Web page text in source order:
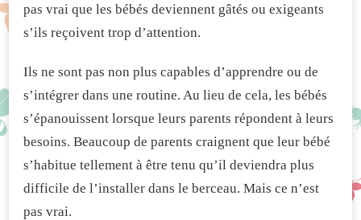
pas vrai que les bébés deviennent gâtés ou exigeants
s’ils reçoivent trop d’attention.
Ils ne sont pas non plus capables d’apprendre ou de
s’intégrer dans une routine. Au lieu de cela, les bébés
s’épanouissent lorsque leurs parents répondent à leurs
besoins. Beaucoup de parents craignent que leur bébé
s’habitue tellement à être tenu qu’il deviendra plus
difficile de l’installer dans le berceau. Mais ce n’est
pas vrai.